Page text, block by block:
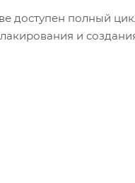
доступен полный
и